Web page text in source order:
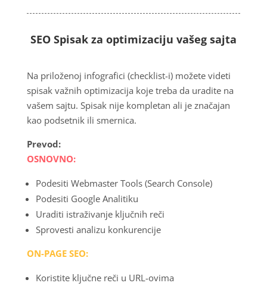
SEO Spisak za optimizaciju vašeg sajta
Na priloženoj infografici (checklist-i) možete videti
spisak važnih optimizacija koje treba da uradite na
vašem sajtu. Spisak nije kompletan ali je značajan
kao podsetnik ili smernica.
Prevod:
OSNOVNO:
Podesiti Webmaster Tools (Search Console)
Podesiti Google Analitiku
Uraditi istraživanje ključnih reči
Sprovesti analizu konkurencije
ON-PAGE SEO:
Koristite ključne reči u URL-ovima